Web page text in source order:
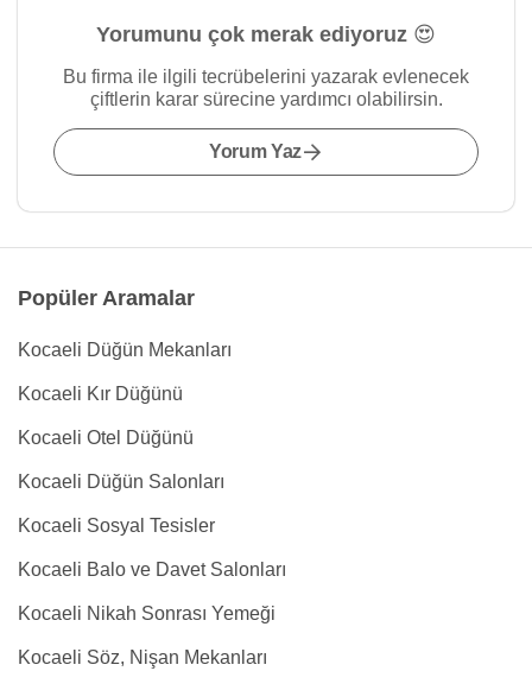
Yorumunu çok merak ediyoruz 😍
Bu firma ile ilgili tecrübelerini yazarak evlenecek
çiftlerin karar sürecine yardımcı olabilirsin.
Yorum Yaz
Popüler Aramalar
Kocaeli Düğün Mekanları
Kocaeli Kır Düğünü
Kocaeli Otel Düğünü
Kocaeli Düğün Salonları
Kocaeli Sosyal Tesisler
Kocaeli Balo ve Davet Salonları
Kocaeli Nikah Sonrası Yemeği
Kocaeli Söz, Nişan Mekanları